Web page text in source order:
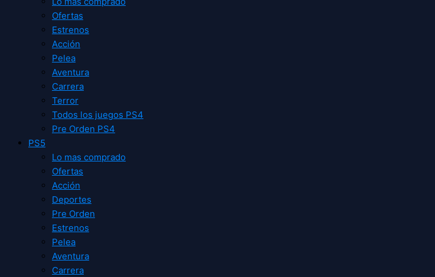
Ofertas
Estrenos
Acción
Pelea
Aventura
Carrera
Terror
Todos los juegos PS4
Pre Orden PS4
PS5
Lo mas comprado
Ofertas
Acción
Deportes
Pre Orden
Estrenos
Pelea
Aventura
Carrera